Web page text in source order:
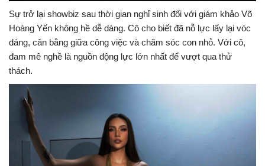
Sự trở lại showbiz sau thời gian nghỉ sinh đối với giám khảo Võ
Hoàng Yến không hề dễ dàng. Cô cho biết đã nỗ lực lấy lại vóc
dáng, cân bằng giữa công việc và chăm sóc con nhỏ. Với cô,
đam mê nghề là nguồn động lực lớn nhất để vượt qua thử
thách.